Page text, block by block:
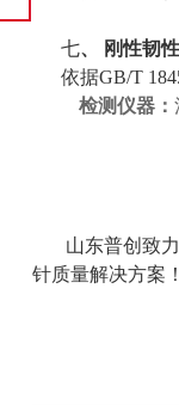
七、 刚性韧性
依据GB/T
检测仪器：
山东普创致力
针质量解决方案